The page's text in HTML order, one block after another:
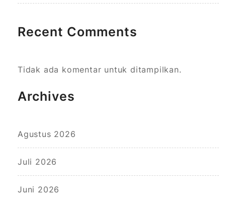
Recent Comments
Tidak ada komentar untuk ditampilkan.
Archives
Agustus 2026
Juli 2026
Juni 2026